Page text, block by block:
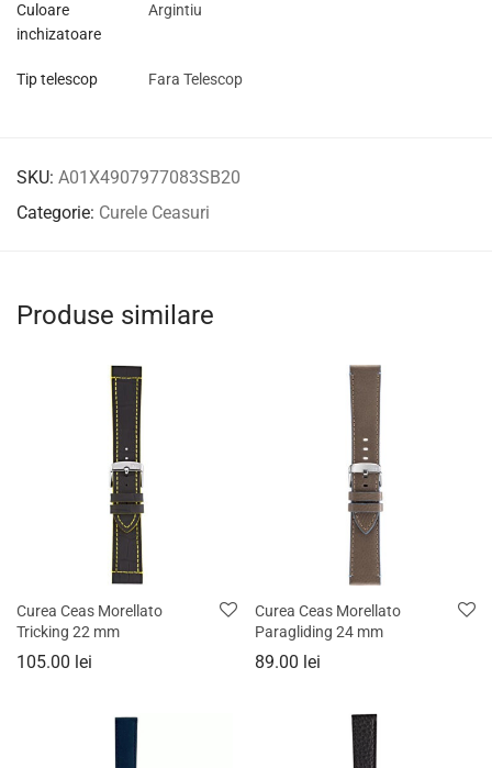
Culoare
inchizatoare
Argintiu
Tip telescop Fara Telescop
SKU: A01X4907977083SB20
Categorie: Curele Ceasuri
Produse similare
Curea Ceas Morellato
Tricking 22 mm
105.00 lei
Curea Ceas Morellato
Paragliding 24 mm
89.00 lei